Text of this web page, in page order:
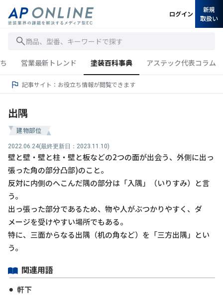
商品、型番、キーワードで探す
ログイン
新規
取扱い
営業最新トレンド 塗装百科事典 アステック代表コラム
記事サイト：お役立ち情報が閲覧できます
出隅
建物部位
2022.06.24(最終更新日：2023.11.10)
壁と壁・壁と柱・壁と板などの2つの面が出会う、外側に出っ
張った角の部分凸部)のこと。
反対に内側のへこんだ隅の部分は「入隅」（いりすみ）と言
う。
出っ張った部分であるため、物や人がぶつかりやすく、ダ
メージを受けやすい場所でもある。
特に、三面からなる出隅（机の角など）を「三方出隅」とい
う。
関連用語
軒下